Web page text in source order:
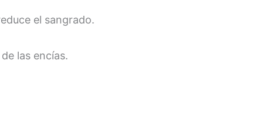
el sangrado.
las encías.